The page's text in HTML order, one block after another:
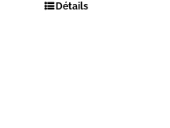
Détails